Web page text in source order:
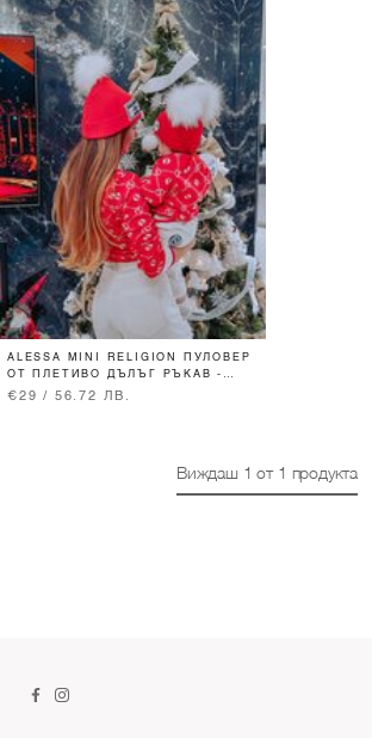
ALESSA MINI RELIGION ПУЛОВЕР
ОТ ПЛЕТИВО ДЪЛЪГ РЪКАВ -
ЧЕРВЕН
€29 / 56.72 ЛВ.
Виждаш 1 от 1 продукта